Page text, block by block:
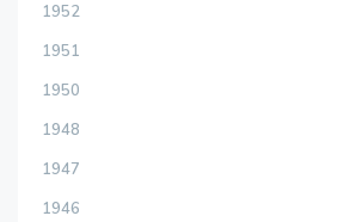
1952
1951
1950
1948
1947
1946